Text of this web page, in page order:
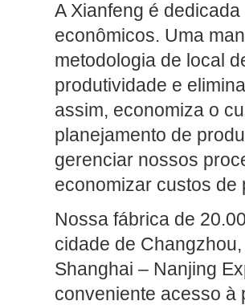
A Xianfeng é
econômicos. Uma
metodologia de local
produtividade e
assim, economiza o
planejamento de
gerenciar nossos
economizar custos de
Nossa fábrica de
cidade de
Shanghai – Nanjing
conveniente acesso à